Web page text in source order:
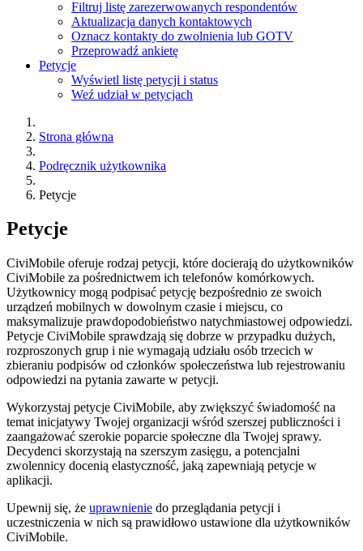
Filtruj listę zarezerwowanych respondentów
Aktualizacja danych kontaktowych
Oznacz kontakty do zwolnienia lub GOTV
Przeprowadź ankietę
Petycje
Wyświetl listę petycji i status
Weź udział w petycjach
Strona główna
Podręcznik użytkownika
Petycje
Petycje
CiviMobile oferuje rodzaj petycji, które docierają do użytkowników
CiviMobile za pośrednictwem ich telefonów komórkowych.
Użytkownicy mogą podpisać petycję bezpośrednio ze swoich
urządzeń mobilnych w dowolnym czasie i miejscu, co
maksymalizuje prawdopodobieństwo natychmiastowej odpowiedzi.
Petycje CiviMobile sprawdzają się dobrze w przypadku dużych,
rozproszonych grup i nie wymagają udziału osób trzecich w
zbieraniu podpisów od członków społeczeństwa lub rejestrowaniu
odpowiedzi na pytania zawarte w petycji.
Wykorzystaj petycje CiviMobile, aby zwiększyć świadomość na
temat inicjatywy Twojej organizacji wśród szerszej publiczności i
zaangażować szerokie poparcie społeczne dla Twojej sprawy.
Decydenci skorzystają na szerszym zasięgu, a potencjalni
zwolennicy docenią elastyczność, jaką zapewniają petycje w
aplikacji.
Upewnij się, że uprawnienie do przeglądania petycji i
uczestniczenia w nich są prawidłowo ustawione dla użytkowników
CiviMobile.